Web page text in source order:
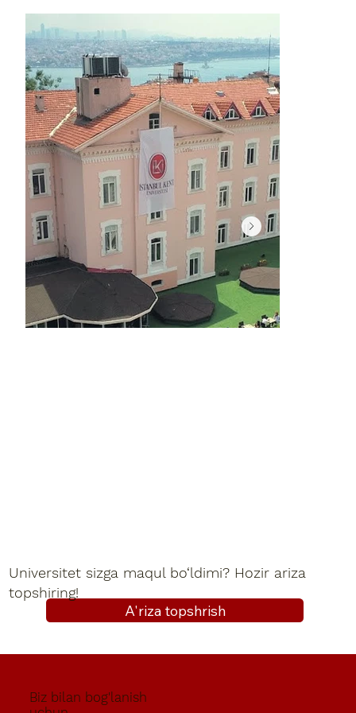
A'riza topshrish
Universitet sizga maqul bo‘ldimi? Hozir ariza
topshiring!
Biz bilan bog'lanish